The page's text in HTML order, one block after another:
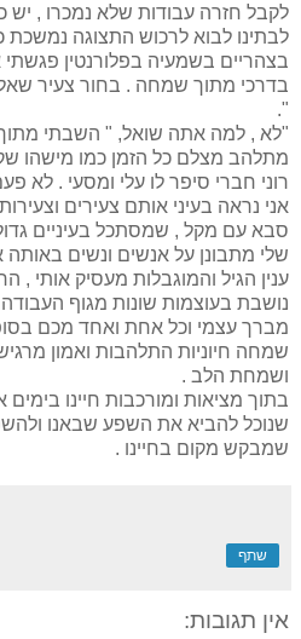
לקבל חזרה עבודות שלא נמכרו , יש
לבתינו לבוא לרכוש התצוגה נמשכת
בצהריים בשמעיה בפלורנטין פגשתי
בדרכי מתוך שמחה . בחור צעיר
".
"לא , למה אתה שואל, " השבתי
מתלהב מצלם כל הזמן כמו מישהו
רוני חברי סיפר לו עלי ומסעי . לא
אני נראה בעיני אותם צעירים
סבא עם מקל , שמסתכל בעיניים
שלי מתבונן על אנשים ונשים באותה
ענין הגיל והמוגבלות מעסיק אותי ,
נושבת בעוצמות שונות מגוף
מברך עצמי וכל אחת ואחד מכם
שמחה חיוניות התלהבות ואמון
ושמחת הלב .
בתוך מציאות ומורכבות חיינו
שנוכל להביא את השפע שבאנו
שמבקש מקום בחיינו .
שתף
אין תגובות: